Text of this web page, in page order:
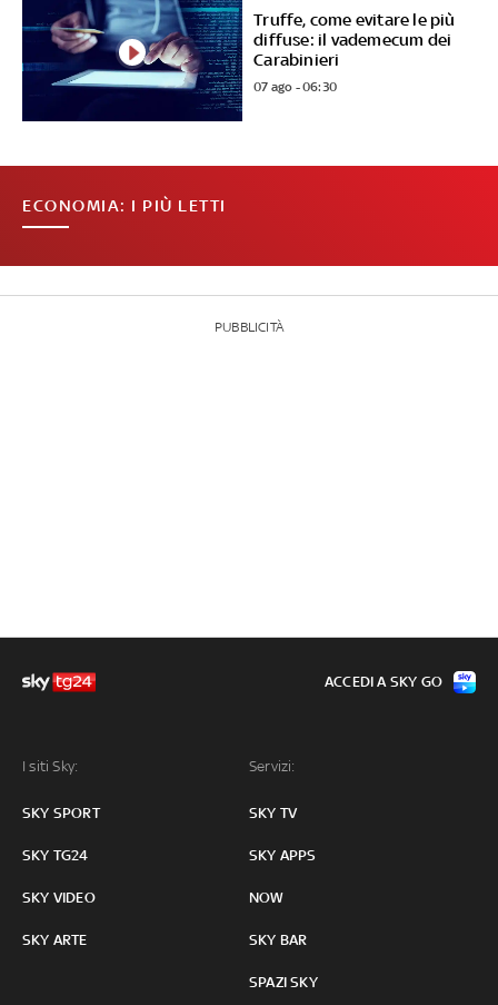
Truffe, come evitare le più
diffuse: il vademecum dei
Carabinieri
07 ago - 06:30
ECONOMIA: I PIÙ LETTI
PUBBLICITÀ
I siti Sky:
SKY SPORT
SKY TG24
SKY VIDEO
SKY ARTE
Servizi:
SKY TV
SKY APPS
NOW
SKY BAR
SPAZI SKY
ACCEDI A SKY GO